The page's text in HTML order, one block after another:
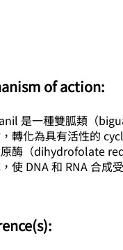
of action:
是一種雙胍類（
轉化為具有活性的
酶（dihydrofolate
使 DNA 和 RNA 合成